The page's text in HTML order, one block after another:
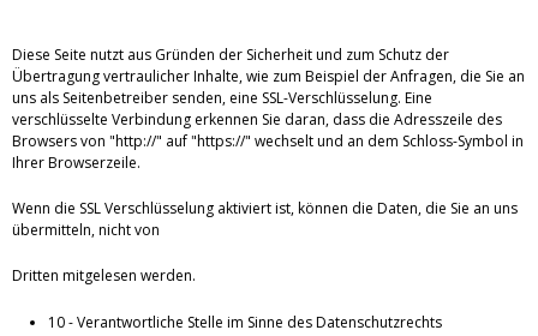
Diese Seite nutzt aus Gründen der Sicherheit und zum Schutz der
Übertragung vertraulicher Inhalte, wie zum Beispiel der Anfragen, die Sie an
uns als Seitenbetreiber senden, eine SSL-Verschlüsselung. Eine
verschlüsselte Verbindung erkennen Sie daran, dass die Adresszeile des
Browsers von "http://" auf "https://" wechselt und an dem Schloss-Symbol in
Ihrer Browserzeile.
Wenn die SSL Verschlüsselung aktiviert ist, können die Daten, die Sie an uns
übermitteln, nicht von
Dritten mitgelesen werden.
10 - Verantwortliche Stelle im Sinne des Datenschutzrechts